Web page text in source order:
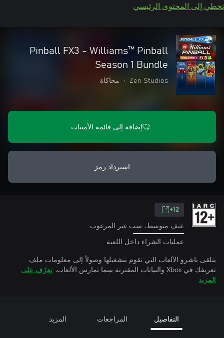
تخطي إلى المحتوى الرئيسي
Pinball FX3 - Williams™ Pinball
Season 1 Bundle
Zen Studios
• محاكاة
إضافة إلى قائمة الأمنيات
استرداد رمز
12+
عنف متوسط، سب غير المرغوب
عمليات الشراء داخل اللعبة
يتلقى ناشرو الألعاب التي تقوم بتشغيلها وصولاً إلى معلومات ملف
تعريفك في Xbox والبيانات المقترنة بينما تمارس الألعاب.
تعرّف على
المزيد
التفاصيل المراجعات المزيد